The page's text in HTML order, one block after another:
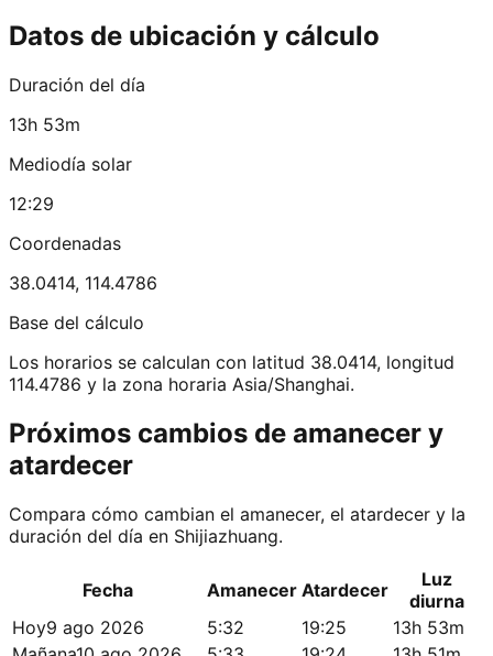
Datos de ubicación y cálculo
Duración del día
13h 53m
Mediodía solar
12:29
Coordenadas
38.0414, 114.4786
Base del cálculo
Los horarios se calculan con latitud 38.0414, longitud
114.4786 y la zona horaria Asia/Shanghai.
Próximos cambios de amanecer y
atardecer
Compara cómo cambian el amanecer, el atardecer y la
duración del día en Shijiazhuang.
Fecha Amanecer Atardecer
Luz
diurna
Hoy9 ago 2026 5:32 19:25
13h 53m